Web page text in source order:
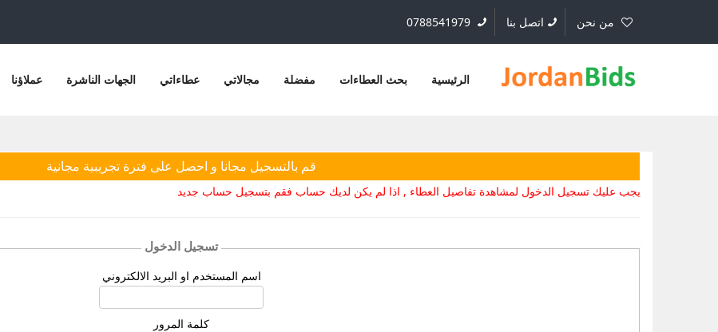
من نحن اتصل بنا
الرئيسية بحث العطاءات مفضلة مجالاتي عطاءاتي الجهات الناشرة عملاؤنا
قم بالتسجيل مجانا و احصل على فترة تجريبية مجانية
يجب عليك تسجيل الدخول لمشاهدة تفاصيل العطاء , اذا لم يكن لديك حساب فقم بتسجيل حساب جديد
تسجيل الدخول
اسم المستخدم او البريد الالكتروني
كلمة المرور